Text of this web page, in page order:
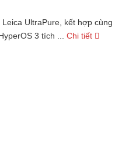
UltraPure, kết hợp cùng
3 tích ...
Chi tiết